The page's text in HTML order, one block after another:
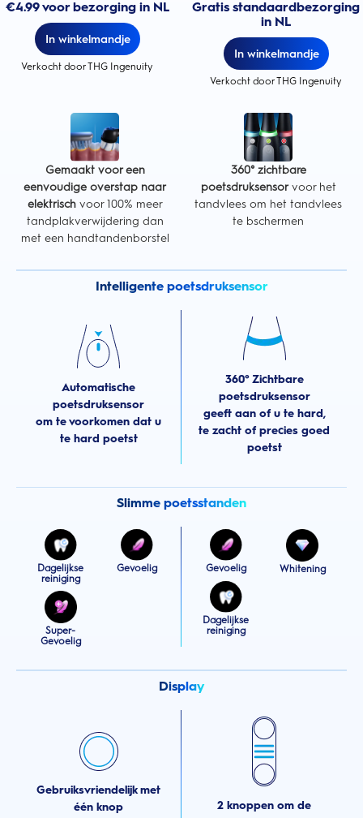
€4.99 voor bezorging in NL
In winkelmandje
Verkocht door THG Ingenuity
Gratis standaardbezorging
in NL
In winkelmandje
Verkocht door THG Ingenuity
Gemaakt voor een
eenvoudige overstap naar
elektrischvoor 100% meer
tandplakverwijdering dan
met een handtandenborstel
360° zichtbare
poetsdruksensorvoor het
tandvlees om het tandvlees
te bschermen
Intelligente poetsdruksensor
Automatische
poetsdruksensor
om te voorkomen dat u
te hard poetst
360° Zichtbare
poetsdruksensor
geeft aan of u te hard,
te zacht of precies goed
poetst
Slimme poetsstanden
Dagelijkse
reiniging
Gevoelig
Super-
Gevoelig
Gevoelig Whitening
Dagelijkse
reiniging
Display
Gebruiksvriendelijk met
één knop
2 knoppen om de